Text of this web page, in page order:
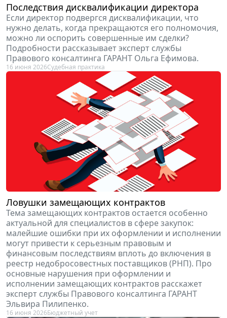
Последствия дисквалификации директора
Если директор подвергся дисквалификации, что
нужно делать, когда прекращаются его полномочия,
можно ли оспорить совершенные им сделки?
Подробности рассказывает эксперт службы
Правового консалтинга ГАРАНТ Ольга Ефимова.
16 июня 2026Судебная практика
Ловушки замещающих контрактов
Тема замещающих контрактов остается особенно
актуальной для специалистов в сфере закупок:
малейшие ошибки при их оформлении и исполнении
могут привести к серьезным правовым и
финансовым последствиям вплоть до включения в
реестр недобросовестных поставщиков (РНП). Про
основные нарушения при оформлении и
исполнении замещающих контрактов расскажет
эксперт cлужбы Правового консалтинга ГАРАНТ
Эльвира Пилипенко.
16 июня 2026Бюджетный учет